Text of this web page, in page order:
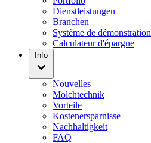
Dienstleistungen
Branchen
Système de démonstration
Calculateur d'épargne
Info
Nouvelles
Molchtechnik
Vorteile
Kostenersparnisse
Nachhaltigkeit
FAQ